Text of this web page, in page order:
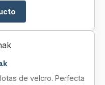
de velcro. Perfecta